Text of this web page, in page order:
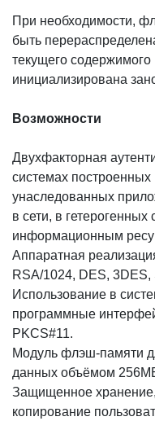
При необходимости,
быть
текущего содержимого
инициализирована
Возможности
Двухфакторная
системах построенных
унаследованных
в сети, в
информационным
Аппаратная
RSA/1024, DES, 3DES,
Использование в
программные
PKCS#11.
Модуль флэш-памяти
данных объёмом
Защищенное
копирование